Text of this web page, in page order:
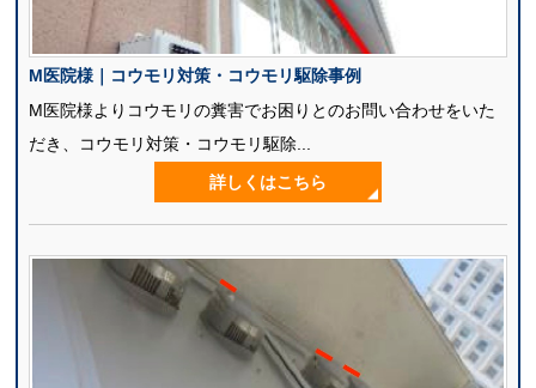
M医院様｜コウモリ対策・コウモリ駆除事例
M医院様よりコウモリの糞害でお困りとのお問い合わせをいた
だき、コウモリ対策・コウモリ駆除...
詳しくはこちら